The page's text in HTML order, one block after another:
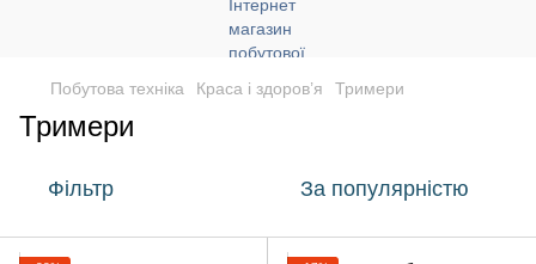
Побутова техніка Краса і здоров’я Тримери
Тримери
Фільтр За популярністю